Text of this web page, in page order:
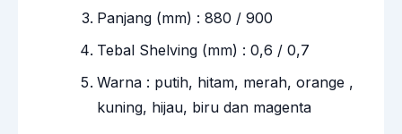
Panjang (mm) : 880 / 900
Tebal Shelving (mm) : 0,6 / 0,7
Warna : putih, hitam, merah, orange ,
kuning, hijau, biru dan magenta